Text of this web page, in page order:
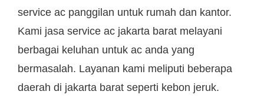
service ac panggilan untuk rumah dan kantor.
Kami jasa service ac jakarta barat melayani
berbagai keluhan untuk ac anda yang
bermasalah. Layanan kami meliputi beberapa
daerah di jakarta barat seperti kebon jeruk.